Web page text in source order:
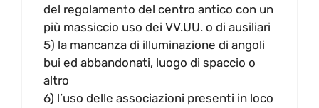
del regolamento del centro antico con un
più massiccio uso dei VV.UU. o di ausiliari
5) la mancanza di illuminazione di angoli
bui ed abbandonati, luogo di spaccio o
altro
6) l’uso delle associazioni presenti in loco